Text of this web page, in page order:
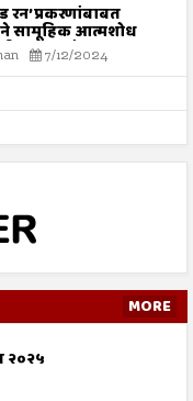
रन’ प्रकरणांबाबत
सामूहिक आत्मशोध
गरज - मौलाना
खान फलाही
7/12/2024
MORE
२०२५